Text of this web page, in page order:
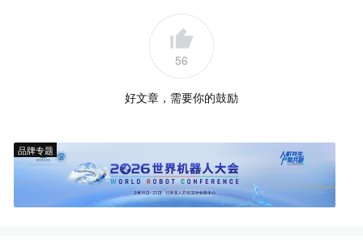
56
好文章，需要你的鼓励
品牌专题